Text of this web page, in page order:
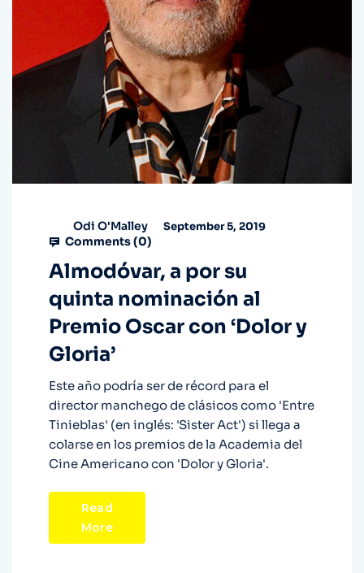
Odi O'Malley September 5, 2019
Comments (0)
Almodóvar, a por su
quinta nominación al
Premio Oscar con ‘Dolor y
Gloria’
Este año podría ser de récord para el
director manchego de clásicos como 'Entre
Tinieblas' (en inglés: 'Sister Act') si llega a
colarse en los premios de la Academia del
Cine Americano con 'Dolor y Gloria'.
Read
More